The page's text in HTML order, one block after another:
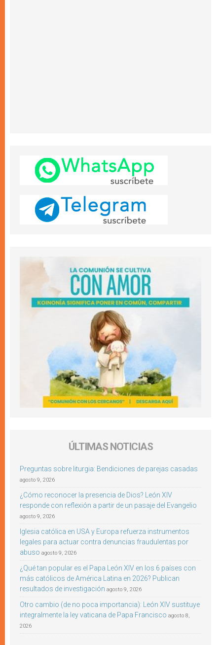
ÚLTIMAS NOTICIAS
Preguntas sobre liturgia: Bendiciones de parejas casadas
agosto 9, 2026
¿Cómo reconocer la presencia de Dios? León XIV
responde con reflexión a partir de un pasaje del Evangelio
agosto 9, 2026
Iglesia católica en USA y Europa refuerza instrumentos
legales para actuar contra denuncias fraudulentas por
abuso agosto 9, 2026
¿Qué tan popular es el Papa León XIV en los 6 países con
más católicos de América Latina en 2026? Publican
resultados de investigación agosto 9, 2026
Otro cambio (de no poca importancia): León XIV sustituye
integralmente la ley vaticana de Papa Francisco agosto 8,
2026